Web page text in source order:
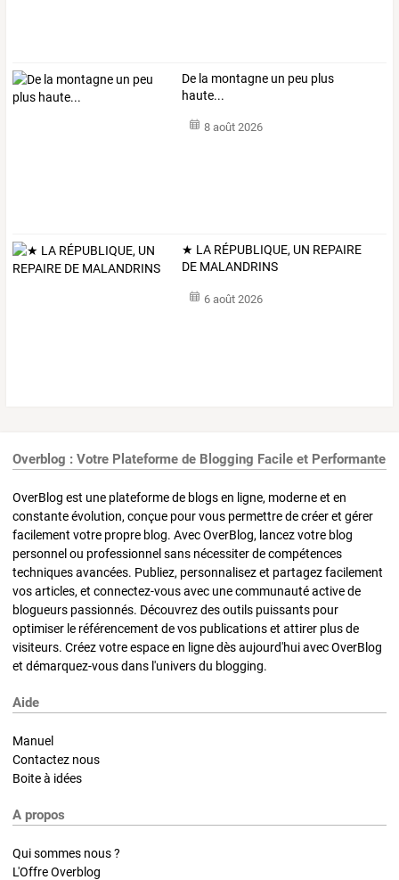
De la montagne un peu plus
haute...
8 août 2026
★ LA RÉPUBLIQUE, UN REPAIRE
DE MALANDRINS
6 août 2026
Overblog : Votre Plateforme de Blogging Facile et Performante
OverBlog est une plateforme de blogs en ligne, moderne et en
constante évolution, conçue pour vous permettre de créer et gérer
facilement votre propre blog. Avec OverBlog, lancez votre blog
personnel ou professionnel sans nécessiter de compétences
techniques avancées. Publiez, personnalisez et partagez facilement
vos articles, et connectez-vous avec une communauté active de
blogueurs passionnés. Découvrez des outils puissants pour
optimiser le référencement de vos publications et attirer plus de
visiteurs. Créez votre espace en ligne dès aujourd'hui avec OverBlog
et démarquez-vous dans l'univers du blogging.
Aide
Manuel
Contactez nous
Boite à idées
A propos
Qui sommes nous ?
L'Offre Overblog